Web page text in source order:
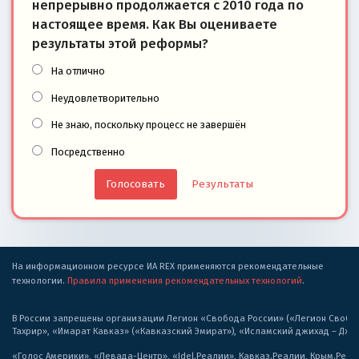
непрерывно продолжается с 2010 года по
настоящее время. Как Вы оцениваете
результаты этой реформы?
На отлично
Неудовлетворительно
Не знаю, поскольку процесс не завершён
Посредственно
Результаты
На информационном ресурсе ИА REX применяются рекомендательные
технологии. Правила применения рекомендательных технологий.
В России запрещены организации Легион «Свобода России» («Легион
Тахрир», «Имарат Кавказ» («Кавказский Эмират»), «Исламский джихад –
«Голос Америки», «Левада-Центр», «Idel.Реалии», Кавказ.Реалии,